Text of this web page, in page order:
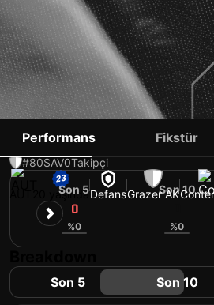
PETAR
#80SAV0Takipçi
20 yaşındaDefansGrazer AK
Performans Fikstür
Son 5
0
%0
Son 10
%0
Son 5 Son 10